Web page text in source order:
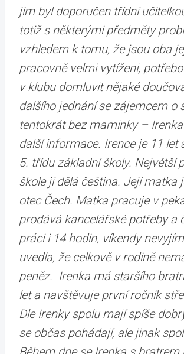
jim byl doporučen třídní
totiž s některými předměty
vzhledem k tomu, že jsou oba
pracovně velmi vytíženi,
v klubu domluvit nějaké
dalšího jednání se zájemcem o
tentokrát bez maminky –
další informace. Irence je 11 let
5. třídu základní školy. Největší
škole jí dělá čeština. Její matka
otec Čech. Matka pracuje v
prodává kancelářské potřeby a
práci i 14 hodin, víkendy
uvedla, že celkově v rodině
peněz. Irenka má staršího
let a navštěvuje první ročník
Dle Irenky spolu mají spíše
se občas pohádají, ale jinak